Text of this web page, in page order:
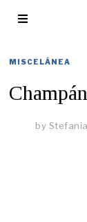
MISCELÁNEA
by